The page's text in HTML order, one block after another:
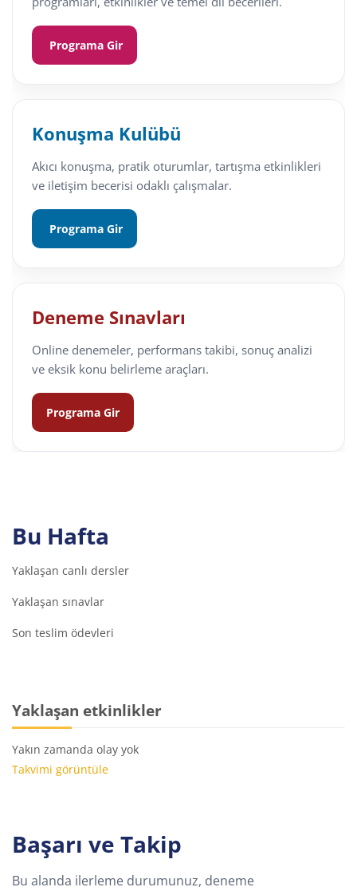
Programa Gir
Konuşma Kulübü
Akıcı konuşma, pratik oturumlar, tartışma etkinlikleri
ve iletişim becerisi odaklı çalışmalar.
Programa Gir
Deneme Sınavları
Online denemeler, performans takibi, sonuç analizi
ve eksik konu belirleme araçları.
Programa Gir
Bu Hafta
Yaklaşan canlı dersler
Yaklaşan sınavlar
Son teslim ödevleri
Yaklaşan etkinlikler
Yakın zamanda olay yok
Takvimi görüntüle
Başarı ve Takip
Bu alanda ilerleme durumunuz, deneme